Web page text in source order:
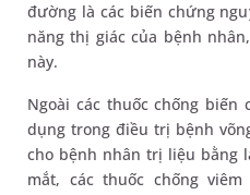
đường là các biến chứng
năng thị giác của bệnh
này.
Ngoài các thuốc chống
dụng trong điều trị bệnh
cho bệnh nhân trị liệu bằng
mắt, các thuốc chống viêm